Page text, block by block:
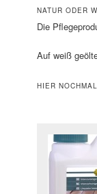
NATUR ODER
Die
Auf weiß
HIER